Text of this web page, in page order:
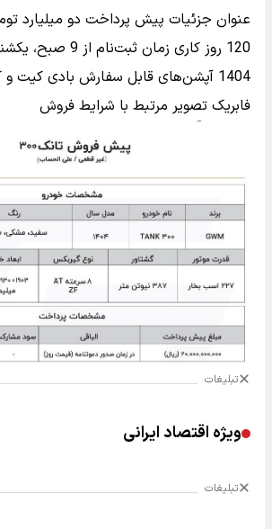
عنوان جزئیات پیش پرداخت دو میلیارد
1404 آپشن‌های قابل سفارش بادی کیت
فابریک تصویر مرتبط با شرایط فروش
تبلیغات
ویژه اقتصاد ایرانی
تبلیغات